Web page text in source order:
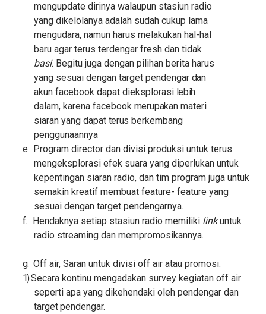
mengupdate dirinya walaupun stasiun radio
yang dikelolanya adalah sudah cukup lama
mengudara, namun harus melakukan hal-hal
baru agar terus terdengar fresh dan tidak
basi. Begitu juga dengan pilihan berita harus
yang sesuai dengan target pendengar dan
akun facebook dapat dieksplorasi lebih
dalam, karena facebook merupakan materi
siaran yang dapat terus berkembang
penggunaannya
e. Program director dan divisi produksi untuk terus
mengeksplorasi efek suara yang diperlukan untuk
kepentingan siaran radio, dan tim program juga untuk
semakin kreatif membuat feature- feature yang
sesuai dengan target pendengarnya.
f. Hendaknya setiap stasiun radio memiliki linkuntuk
radio streaming dan mempromosikannya.
g. Off air, Saran untuk divisi off air atau promosi.
1)Secara kontinu mengadakan survey kegiatan off air
seperti apa yang dikehendaki oleh pendengar dan
target pendengar.